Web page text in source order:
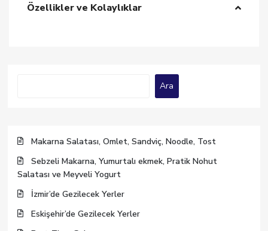
Özellikler ve Kolaylıklar
Ara
Makarna Salatası, Omlet, Sandviç, Noodle, Tost
Sebzeli Makarna, Yumurtalı ekmek, Pratik Nohut
Salatası ve Meyveli Yogurt
İzmir’de Gezilecek Yerler
Eskişehir’de Gezilecek Yerler